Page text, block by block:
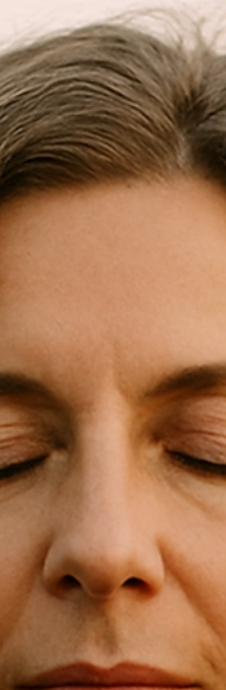
programa diseñado especialmente para
mujeres en transición.